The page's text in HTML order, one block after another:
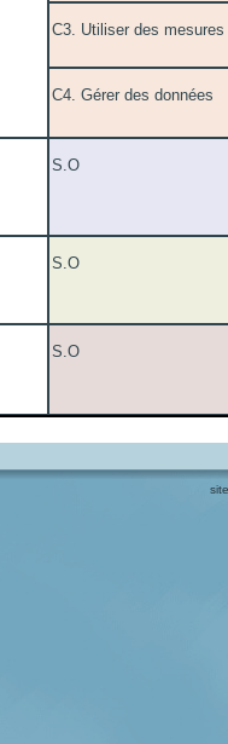
C3. Utiliser des mesures
C4. Gérer des données
S.O
S.O
S.O